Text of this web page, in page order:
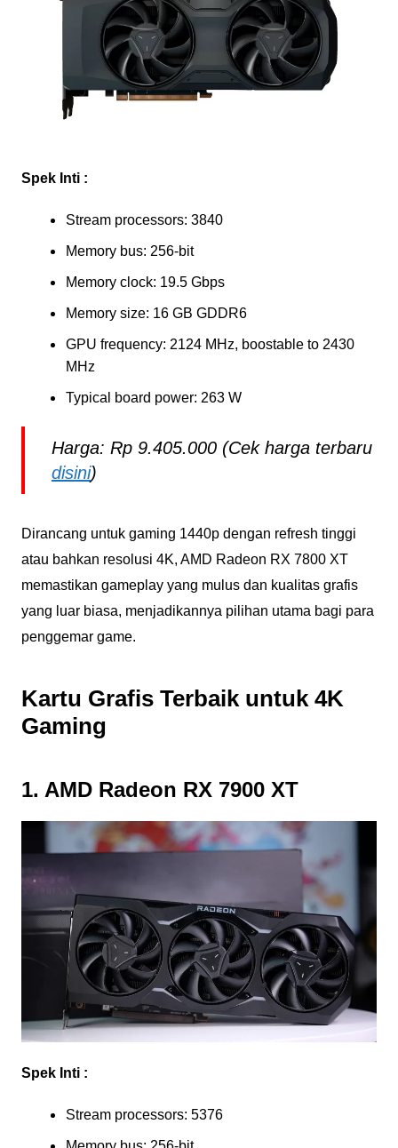
Spek Inti :
Stream processors: 3840
Memory bus: 256-bit
Memory clock: 19.5 Gbps
Memory size: 16 GB GDDR6
GPU frequency: 2124 MHz, boostable to 2430
MHz
Typical board power: 263 W
Harga: Rp 9.405.000 (Cek harga terbaru
disini)
Dirancang untuk gaming 1440p dengan refresh tinggi
atau bahkan resolusi 4K, AMD Radeon RX 7800 XT
memastikan gameplay yang mulus dan kualitas grafis
yang luar biasa, menjadikannya pilihan utama bagi para
penggemar game.
Kartu Grafis Terbaik untuk 4K
Gaming
1. AMD Radeon RX 7900 XT
Spek Inti :
Stream processors: 5376